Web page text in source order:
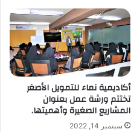
أكاديمية نماء للتمويل الأصغر
تختتم ورشة عمل بعنوان
المشاريع الصغيرة وأهميتها.
سبتمبر 14, 2022